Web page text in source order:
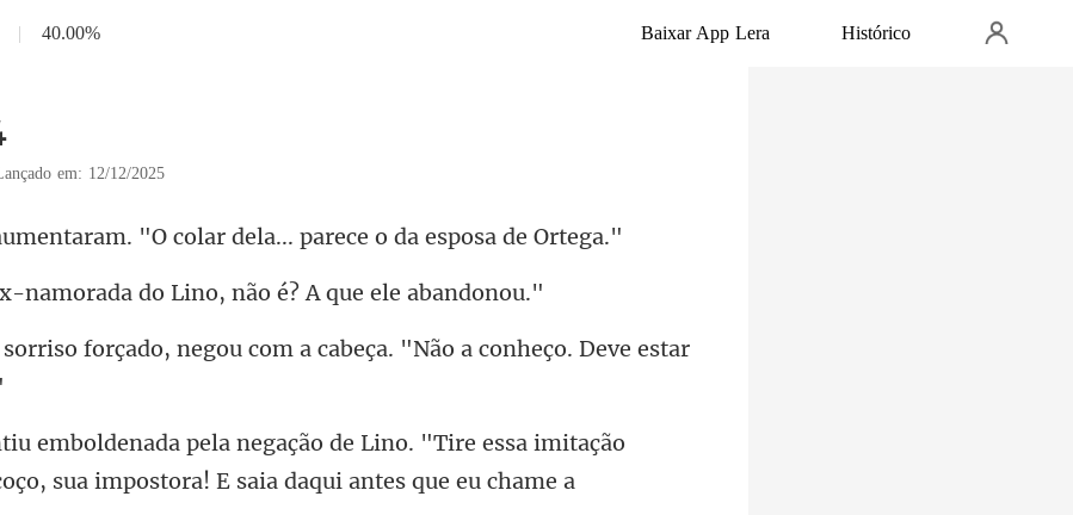
| 40.00% Baixar App Lera Histórico
em: 12/12/2025
"O colar dela... parece
rada do Lino, não é?
negou com a cabeça. "Não a con
. "Tire essa imitação
sua impos